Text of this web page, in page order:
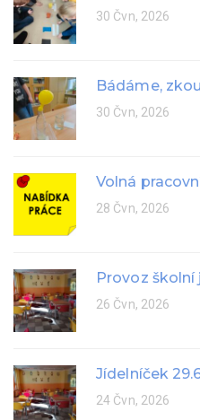
30 Čvn, 2026
Bádáme,
30 Čvn, 2026
Volná
28 Čvn, 2026
Provoz školní
26 Čvn, 2026
Jídelníček
24 Čvn, 2026